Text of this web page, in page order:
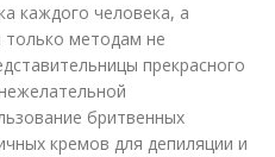
каждого человека, а
методам не
прекрасного
бритвенных
кремов для депиляции и